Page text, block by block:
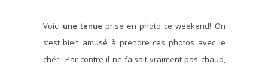
Voici une tenue prise en photo ce weekend! On
s’est bien amusé à prendre ces photos avec le
chéri! Par contre il ne faisait vraiment pas chaud,